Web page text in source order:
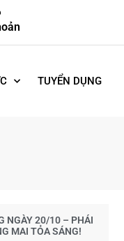
TUYỂN DỤNG
NGÀY 20/10 – PHÁI
MAI TỎA SÁNG!